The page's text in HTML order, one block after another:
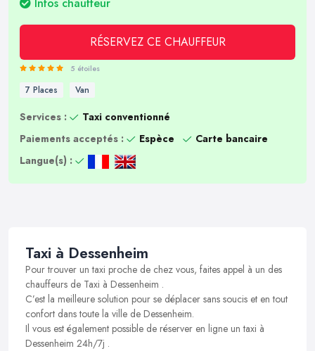
RÉSERVEZ CE CHAUFFEUR
5 étoiles
7 Places Van
Services :
Taxi conventionné
Paiements acceptés :
Espèce
Carte bancaire
Langue(s) :
Taxi à Dessenheim
Pour trouver un taxi proche de chez vous, faites appel à un des
chauffeurs de Taxi à Dessenheim .
C’est la meilleure solution pour se déplacer sans soucis et en tout
confort dans toute la ville de Dessenheim.
Il vous est également possible de réserver en ligne un taxi à
Dessenheim 24h/7j .